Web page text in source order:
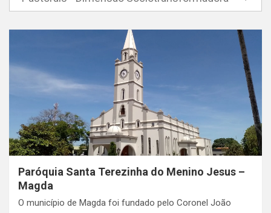
Paróquia Santa Terezinha do Menino Jesus –
Magda
O município de Magda foi fundado pelo Coronel João